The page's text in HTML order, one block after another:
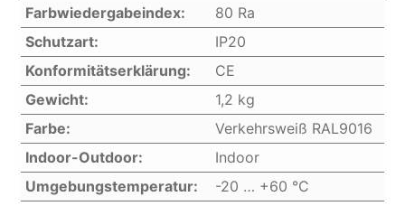
Farbwiedergabeindex:
80 Ra
Schutzart:
IP20
Konformitätserklärung:
CE
Gewicht:
1,2 kg
Farbe:
Verkehrsweiß RAL9016
Indoor-Outdoor:
Indoor
Umgebungstemperatur:
-20 … +60 °C